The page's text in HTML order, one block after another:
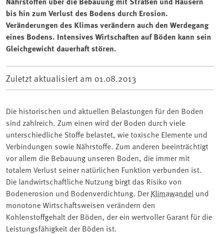
bis hin zum Verlust des Bodens durch Erosion.
Veränderungen des Klimas verändern auch den Werdegang
eines Bodens. Intensives Wirtschaften auf Böden kann sein
Gleichgewicht dauerhaft stören.
Zuletzt aktualisiert am 01.08.2013
Die historischen und aktuellen Belastungen für den Boden
sind zahlreich. Zum einen wird der Boden durch viele
unterschiedliche Stoffe belastet, wie toxische Elemente und
Verbindungen sowie Nährstoffe. Zum anderen beeinträchtigt
vor allem die Bebauung unseren Boden, die immer mit
totalem Verlust seiner natürlichen Funktion verbunden ist.
Die landwirtschaftliche Nutzung birgt das Risiko von
Bodenerosion und Bodenverdichtung. DerKlimawandel und
monotone Wirtschaftsweisen verändern den
Kohlenstoffgehalt der Böden, der ein wertvoller Garant für die
Leistungsfähigkeit der Böden ist.